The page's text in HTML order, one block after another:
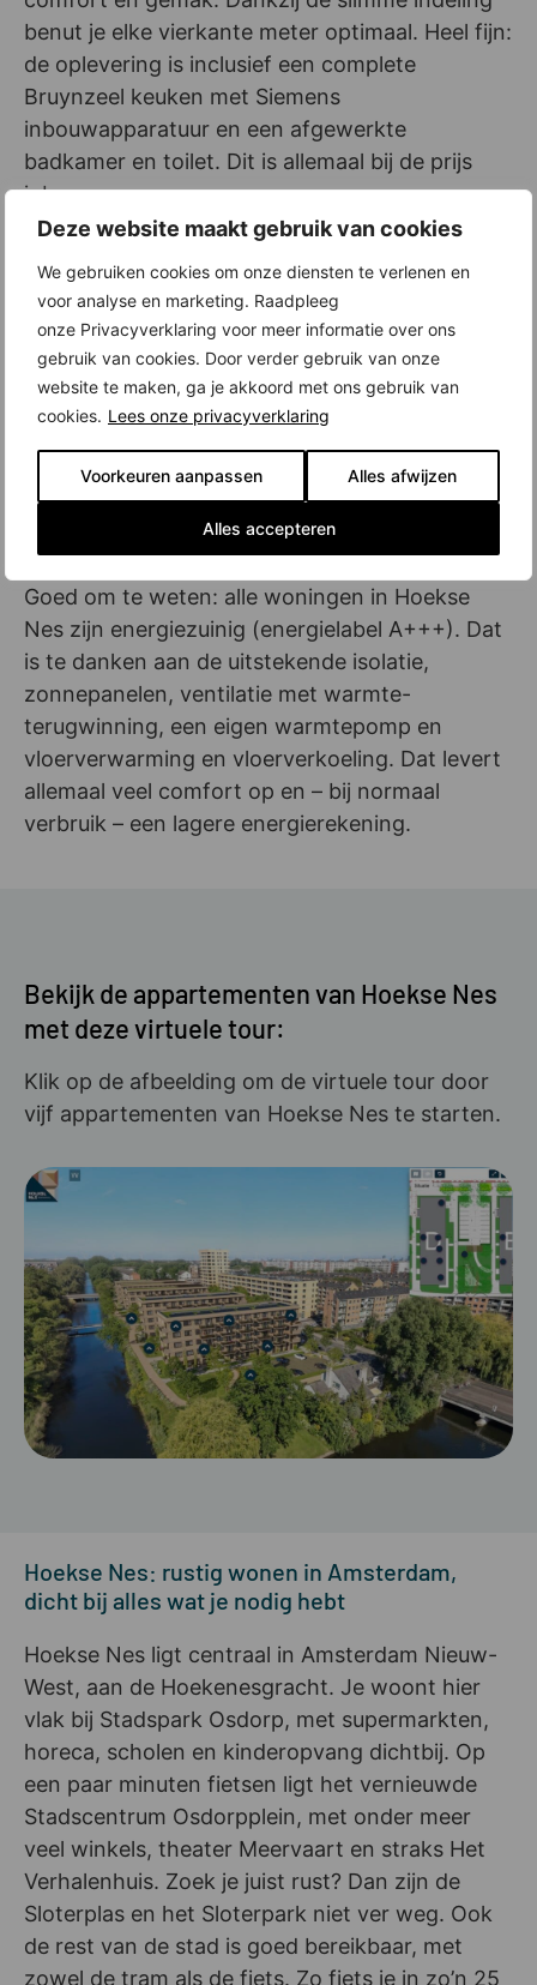
Deze website maakt gebruik van cookies
We gebruiken cookies om onze diensten te verlenen en
voor analyse en marketing. Raadpleeg
onze Privacyverklaring voor meer informatie over ons
gebruik van cookies. Door verder gebruik van onze
website te maken, ga je akkoord met ons gebruik van
cookies. Lees onze privacyverklaring
Voorkeuren aanpassen Alles afwijzen
Alles accepteren
benut je elke vierkante meter optimaal. Heel fijn:
de oplevering is inclusief een complete
Bruynzeel keuken met Siemens
inbouwapparatuur en een afgewerkte
badkamer en toilet. Dit is allemaal bij de prijs
inbegrepen.
Eigen parkeerplaats
Als je daar behoefte aan hebt, kun je bij je
appartement een eigen parkeerplaats kopen.
Per gebouw zijn 17 parkeerplaatsen
beschikbaar. Die zijn niet inbegrepen in de
koopsom. Je betaalt per parkeerplaats 35.000
euro (v.o.n.).
Energielabel A+++: lagere energierekening,
Goed om te weten: alle woningen in Hoekse
Nes zijn energiezuinig (energielabel A+++). Dat
is te danken aan de uitstekende isolatie,
zonnepanelen, ventilatie met warmte-
terugwinning, een eigen warmtepomp en
vloerverwarming en vloerverkoeling. Dat levert
allemaal veel comfort op en – bij normaal
verbruik – een lagere energierekening.
Bekijk de appartementen van Hoekse Nes
met deze virtuele tour:
Klik op de afbeelding om de virtuele tour door
vijf appartementen van Hoekse Nes te starten.
Hoekse Nes: rustig wonen in Amsterdam,
dicht bij alles wat je nodig hebt
Hoekse Nes ligt centraal in Amsterdam Nieuw-
West, aan de Hoekenesgracht. Je woont hier
vlak bij Stadspark Osdorp, met supermarkten,
horeca, scholen en kinderopvang dichtbij. Op
een paar minuten fietsen ligt het vernieuwde
Stadscentrum Osdorpplein, met onder meer
veel winkels, theater Meervaart en straks Het
Verhalenhuis. Zoek je juist rust? Dan zijn de
Sloterplas en het Sloterpark niet ver weg. Ook
de rest van de stad is goed bereikbaar, met
zowel de tram als de fiets. Zo fiets je in zo’n 25